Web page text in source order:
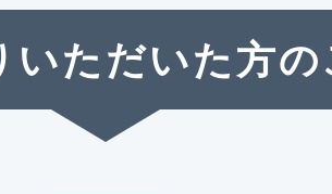
いただいた方の